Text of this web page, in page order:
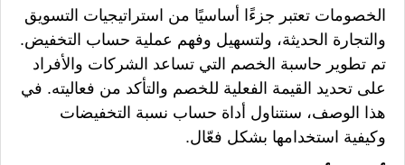
الخصومات تعتبر جزءًا أساسيًا من استراتيجيات التسويق
والتجارة الحديثة، ولتسهيل وفهم عملية حساب التخفيض.
تم تطوير حاسبة الخصم التي تساعد الشركات والأفراد
على تحديد القيمة الفعلية للخصم والتأكد من فعاليته. في
هذا الوصف، سنتناول أداة حساب نسبة التخفيضات
وكيفية استخدامها بشكل فعّال.